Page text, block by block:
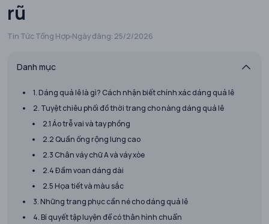
rũ
Tin Tức Tổng Hợp Ngày đăng: 25/2/2026
Danh mục
1. Dáng quả lê là gì? Cách nhận biết chính xác dáng quả lê
​2. Tuyệt chiêu phối đồ thời trang cho nàng dáng quả lê
2.1 Áo trễ vai và tay phồng
​2.2 Quần ống rộng lưng cao
2.3 Chân váy chữ A và váy xòe
2.4 Đầm voan dáng dài
2.5 Họa tiết và màu sắc
3. Những trang phục cần né cho dáng quả lê
4. Bí quyết tập luyện để có thân hình chuẩn